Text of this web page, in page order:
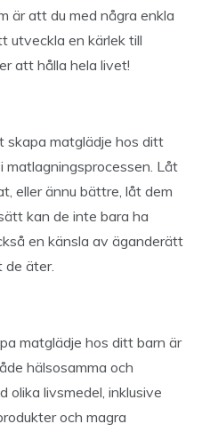
är att du med några enkla
utveckla en kärlek till
att hålla hela livet!
matglädje hos ditt
matlagningsprocessen. Låt
eller ännu bättre, låt dem
kan de inte bara ha
en känsla av äganderätt
de äter.
matglädje hos ditt barn är
hälsosamma och
olika livsmedel, inklusive
och magra